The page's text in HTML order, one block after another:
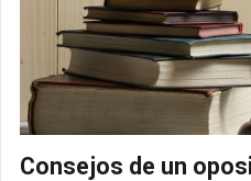
Consejos de un